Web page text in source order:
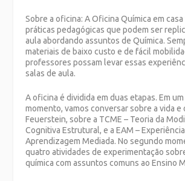
Sobre a oficina: A Oficina Química em
práticas pedagógicas que podem ser
aula abordando assuntos de Química.
materiais de baixo custo e de fácil
professores possam levar essas
salas de aula.
A oficina é dividida em duas etapas. Em
momento, vamos conversar sobre a vida e
Feuerstein, sobre a TCME – Teoria da
Cognitiva Estrutural, e a EAM –
Aprendizagem Mediada. No segundo
quatro atividades de experimentação
química com assuntos comuns ao Ensino